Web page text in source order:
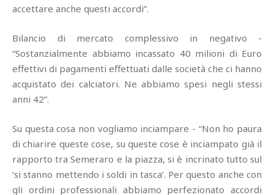
accettare anche questi accordi”.
Bilancio di mercato complessivo in negativo -
“Sostanzialmente abbiamo incassato 40 milioni di Euro
effettivi di pagamenti effettuati dalle società che ci hanno
acquistato dei calciatori. Ne abbiamo spesi negli stessi
anni 42”.
Su questa cosa non vogliamo inciampare - “Non ho paura
di chiarire queste cose, su queste cose è inciampato già il
rapporto tra Semeraro e la piazza, si è incrinato tutto sul
‘si stanno mettendo i soldi in tasca’. Per questo anche con
gli ordini professionali abbiamo perfezionato accordi